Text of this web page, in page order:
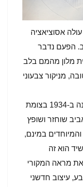
אסוציאציה
הפעם נדבר
מלון מהמם בלב
מניקור צבעוני
בניין הבאוהאוס "בית פולישוק" שנבנה ב-1934 בצומת
שוחזר ושופץ
במינם,
הוא זה
מראה המקורי
עיצוב חדשני